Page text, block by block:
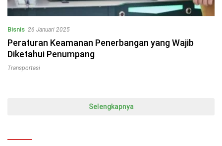
Bisnis 26 Januari 2025
Peraturan Keamanan Penerbangan yang Wajib
Diketahui Penumpang
Transportasi
Selengkapnya